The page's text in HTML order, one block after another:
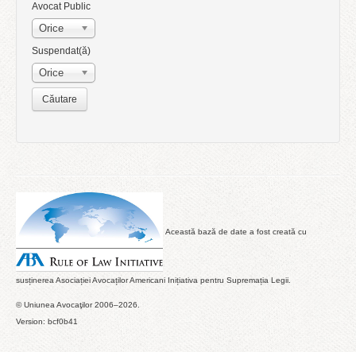
Avocat Public
Orice
Suspendat(ă)
Orice
Această bază de date a fost creată cu
susținerea Asociației Avocaților Americani Inițiativa pentru Supremația Legii.
© Uniunea Avocaţilor 2006–2026.
Version: bcf0b41